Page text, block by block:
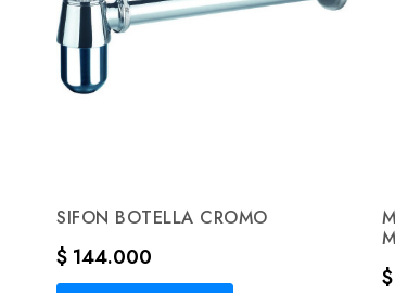
SIFON BOTELLA CROMO
Precio
$ 144.000